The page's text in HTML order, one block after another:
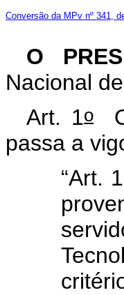
Conversão da MPv nº 341,
O
Nacional
Art. 1o
passa a
“Art.